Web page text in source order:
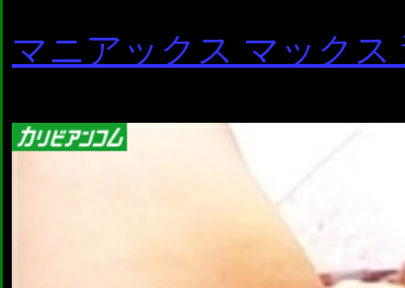
マニアックス マックス